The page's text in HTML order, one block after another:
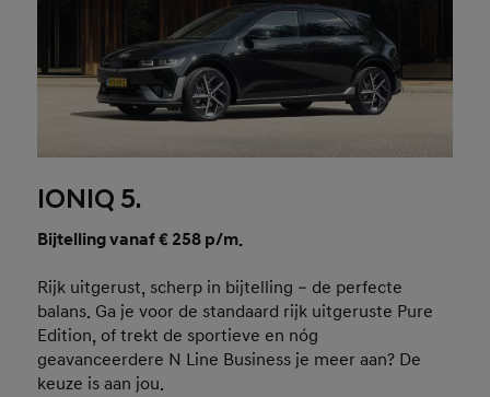
IONIQ 5.
Bijtelling vanaf € 258 p/m.
Rijk uitgerust, scherp in bijtelling – de perfecte
balans. Ga je voor de standaard rijk uitgeruste Pure
Edition, of trekt de sportieve en nóg
geavanceerdere N Line Business je meer aan? De
keuze is aan jou.